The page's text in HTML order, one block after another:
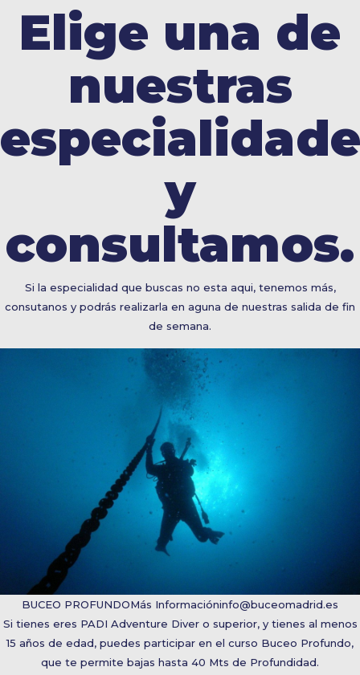
Elige una de
nuestras
y
consultamos.
Si la especialidad que buscas no esta aqui, tenemos más,
consutanos y podrás realizarla en aguna de nuestras salida de fin
de semana.
BUCEO PROFUNDOMás Informacióninfo@buceomadrid.es
Si tienes eres PADI Adventure Diver o superior, y tienes al menos
15 años de edad, puedes participar en el curso Buceo Profundo,
que te permite bajas hasta 40 Mts de Profundidad.